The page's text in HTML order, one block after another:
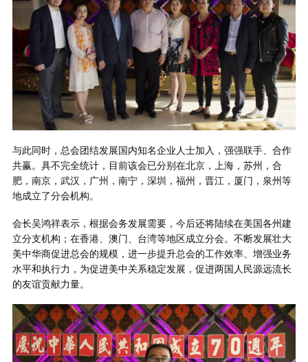
与此同时，总会团结发展国内知名企业人士加入，强强联手、合作
共赢。具不完全统计，目前该会已分别在北京，上海，苏州，合
肥，南京，武汉，广州，南宁，深圳，福州，晋江，厦门，泉州等
地成立了分会机构。
会长吴鸿祥表示，根据会务发展需要，今后还将陆续在美国各州建
立分支机构；在香港、澳门、台湾等地区成立分会。不断发展壮大
美中华商促进总会的规模，进一步提升总会的工作效率、增强业务
水平和执行力，为促进美中关系稳定发展，促进两国人民源远流长
的友谊贡献力量。